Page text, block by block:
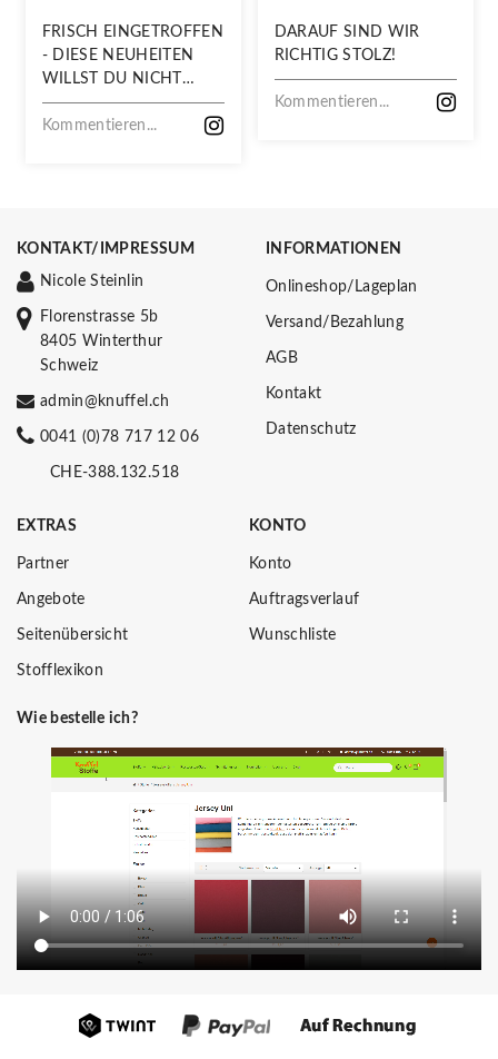
FRISCH EINGETROFFEN
- DIESE NEUHEITEN
WILLST DU NICHT
VERPASSEN!
Kommentieren...
DARAUF SIND WIR
RICHTIG STOLZ!
Kommentieren...
KONTAKT/IMPRESSUM
Nicole Steinlin
Florenstrasse 5b
8405 Winterthur
Schweiz
admin@knuffel.ch
0041 (0)78 717 12 06
CHE-388.132.518
INFORMATIONEN
Onlineshop/Lageplan
Versand/Bezahlung
AGB
Kontakt
Datenschutz
EXTRAS
Partner
Angebote
Seitenübersicht
Stofflexikon
KONTO
Konto
Auftragsverlauf
Wunschliste
Wie bestelle ich?